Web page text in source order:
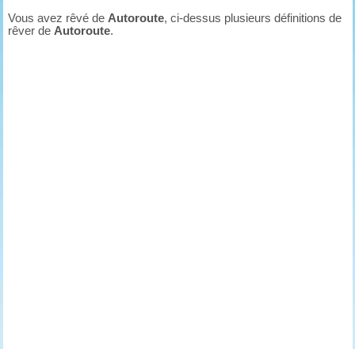
Vous avez rêvé de Autoroute, ci-dessus plusieurs définitions de
rêver de Autoroute.